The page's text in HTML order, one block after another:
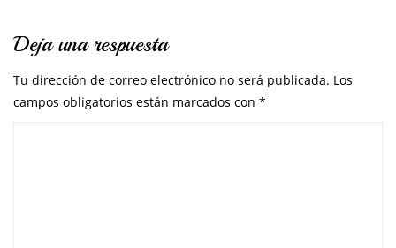
Deja una respuesta
Tu dirección de correo electrónico no será publicada. Los
campos obligatorios están marcados con *